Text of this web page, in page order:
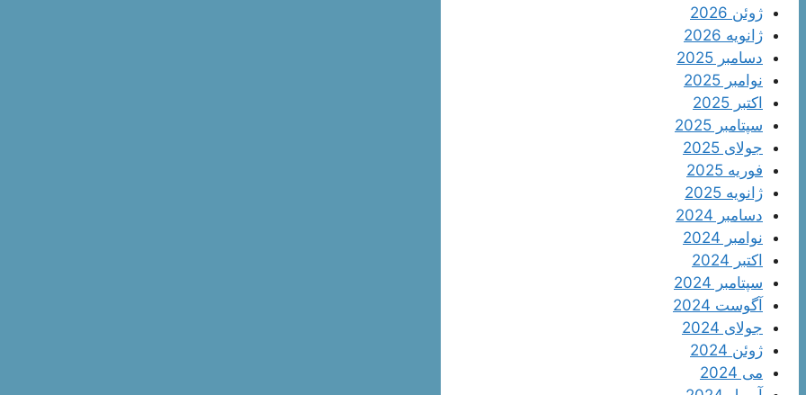
ژوئن 2026
ژانویه 2026
دسامبر 2025
نوامبر 2025
اکتبر 2025
سپتامبر 2025
جولای 2025
فوریه 2025
ژانویه 2025
دسامبر 2024
نوامبر 2024
اکتبر 2024
سپتامبر 2024
آگوست 2024
جولای 2024
ژوئن 2024
می 2024